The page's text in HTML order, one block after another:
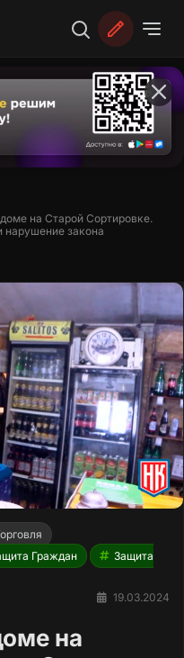
на Старой Сортировке.
нарушение закона
Граждан
Защита
19.03.2024
на